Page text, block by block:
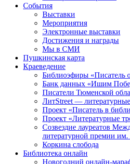
События
Выставки
Мероприятия
Электронные выставки
Достижения и награды
Мы в СМИ
Пушкинская карта
Краеведение
Библиоэфиры «Писатель
Банк данных «Ишим
Писатели Тюменской
ЛитStreet —
Проект «Писатель в
Проект «Литературные
Созвездие лауреатов
литературной премии
Коркина слобода
Библиотека онлайн
Новогодний онлайн-